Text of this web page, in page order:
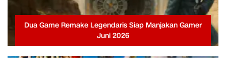
Dua Game Remake Legendaris Siap Manjakan Gamer
Juni 2026